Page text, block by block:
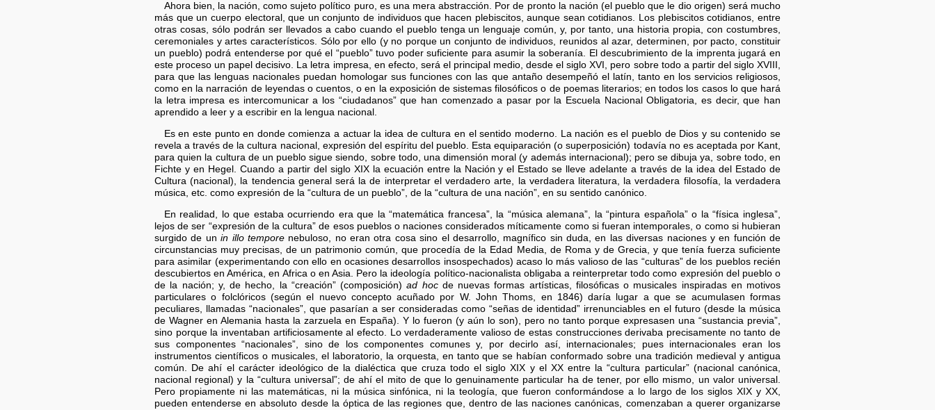
Ahora bien, la nación, como sujeto político puro, es una mera abstracción. Por de pronto la nación (el pueblo que le dio origen) será mucho
más que un cuerpo electoral, que un conjunto de individuos que hacen plebiscitos, aunque sean cotidianos. Los plebiscitos cotidianos, entre
otras cosas, sólo podrán ser llevados a cabo cuando el pueblo tenga un lenguaje común, y, por tanto, una historia propia, con costumbres,
ceremoniales y artes característicos. Sólo por ello (y no porque un conjunto de individuos, reunidos al azar, determinen, por pacto, constituir
un pueblo) podrá entenderse por qué el “pueblo” tuvo poder suficiente para asumir la soberanía. El descubrimiento de la imprenta jugará en
este proceso un papel decisivo. La letra impresa, en efecto, será el principal medio, desde el siglo XVI, pero sobre todo a partir del siglo XVIII,
para que las lenguas nacionales puedan homologar sus funciones con las que antaño desempeñó el latín, tanto en los servicios religiosos,
como en la narración de leyendas o cuentos, o en la exposición de sistemas filosóficos o de poemas literarios; en todos los casos lo que hará
la letra impresa es intercomunicar a los “ciudadanos” que han comenzado a pasar por la Escuela Nacional Obligatoria, es decir, que han
aprendido a leer y a escribir en la lengua nacional.
Es en este punto en donde comienza a actuar la idea de cultura en el sentido moderno. La nación es el pueblo de Dios y su contenido se
revela a través de la cultura nacional, expresión del espíritu del pueblo. Esta equiparación (o superposición) todavía no es aceptada por Kant,
para quien la cultura de un pueblo sigue siendo, sobre todo, una dimensión moral (y además internacional); pero se dibuja ya, sobre todo, en
Fichte y en Hegel. Cuando a partir del siglo XIX la ecuación entre la Nación y el Estado se lleve adelante a través de la idea del Estado de
Cultura (nacional), la tendencia general será la de interpretar el verdadero arte, la verdadera literatura, la verdadera filosofía, la verdadera
música, etc. como expresión de la “cultura de un pueblo”, de la “cultura de una nación”, en su sentido canónico.
En realidad, lo que estaba ocurriendo era que la “matemática francesa”, la “música alemana”, la “pintura española” o la “física inglesa”,
lejos de ser “expresión de la cultura” de esos pueblos o naciones considerados míticamente como si fueran intemporales, o como si hubieran
surgido de unin illo temporenebuloso, no eran otra cosa sino el desarrollo, magnífico sin duda, en las diversas naciones y en función de
circunstancias muy precisas, de un patrimonio común, que procedía de la Edad Media, de Roma y de Grecia, y que tenía fuerza suficiente
para asimilar (experimentando con ello en ocasiones desarrollos insospechados) acaso lo más valioso de las “culturas” de los pueblos recién
descubiertos en América, en Africa o en Asia. Pero la ideología político-nacionalista obligaba a reinterpretar todo como expresión del pueblo o
de la nación; y, de hecho, la “creación” (composición)ad hocde nuevas formas artísticas, filosóficas o musicales inspiradas en motivos
particulares o folclóricos (según el nuevo concepto acuñado por W. John Thoms, en 1846) daría lugar a que se acumulasen formas
peculiares, llamadas “nacionales”, que pasarían a ser consideradas como “señas de identidad” irrenunciables en el futuro (desde la música
de Wagner en Alemania hasta la zarzuela en España). Y lo fueron (y aún lo son), pero no tanto porque expresasen una “sustancia previa”,
sino porque la inventaban artificiosamente al efecto. Lo verdaderamente valioso de estas construcciones derivaba precisamente no tanto de
sus componentes “nacionales”, sino de los componentes comunes y, por decirlo así, internacionales; pues internacionales eran los
instrumentos científicos o musicales, el laboratorio, la orquesta, en tanto que se habían conformado sobre una tradición medieval y antigua
común. De ahí el carácter ideológico de la dialéctica que cruza todo el siglo XIX y el XX entre la “cultura particular” (nacional canónica,
nacional regional) y la “cultura universal”; de ahí el mito de que lo genuinamente particular ha de tener, por ello mismo, un valor universal.
Pero propiamente ni las matemáticas, ni la música sinfónica, ni la teología, que fueron conformándose a lo largo de los siglos XIX y XX,
pueden entenderse en absoluto desde la óptica de las regiones que, dentro de las naciones canónicas, comenzaban a querer organizarse